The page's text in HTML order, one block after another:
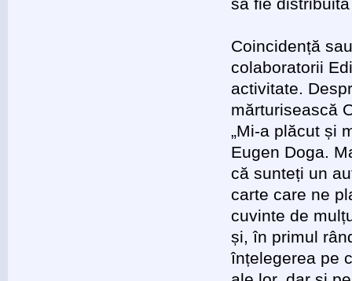
să fie
Coincidență
colaboratorii
activitate.
mărturisească
„Mi-a plăcut și
Eugen Doga.
că sunteți un
carte care ne
cuvinte de
și, în primul
înțelegerea pe